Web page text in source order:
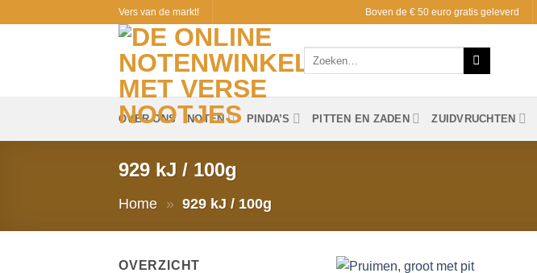
Vers van de markt! Boven de € 50 euro gratis geleverd
naar:
OVER ONS NOTEN PINDA’S PITTEN EN ZADEN ZUIDVRUCHTEN
929 kJ / 100g
Home » 929 kJ / 100g
OVERZICHT